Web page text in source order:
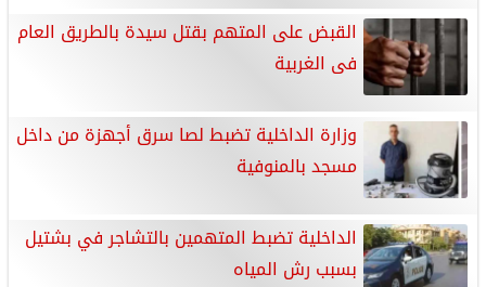
القبض على المتهم بقتل سيدة بالطريق العام
فى الغربية
وزارة الداخلية تضبط لصا سرق أجهزة من داخل
مسجد بالمنوفية
الداخلية تضبط المتهمين بالتشاجر في بشتيل
بسبب رش المياه